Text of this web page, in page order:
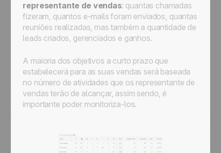
representante de vendas: quantas chamadas
fizeram, quantos e-mails foram enviados, quantas
reuniões realizadas, mas também a quantidade de
leads criados, gerenciados e ganhos.
A maioria dos objetivos a curto prazo que
estabelecerá para as suas vendas será baseada
no número de atividades que os representante de
vendas terão de alcançar, assim sendo, é
importante poder monitoriza-los.